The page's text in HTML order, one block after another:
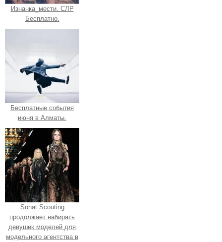
Изнанка_мести. СЛР
Бесплатно.
Бесплатные события
июня в Алматы.
Sonat Scouting
продолжает набирать
девушек моделей для
модельного агентства в